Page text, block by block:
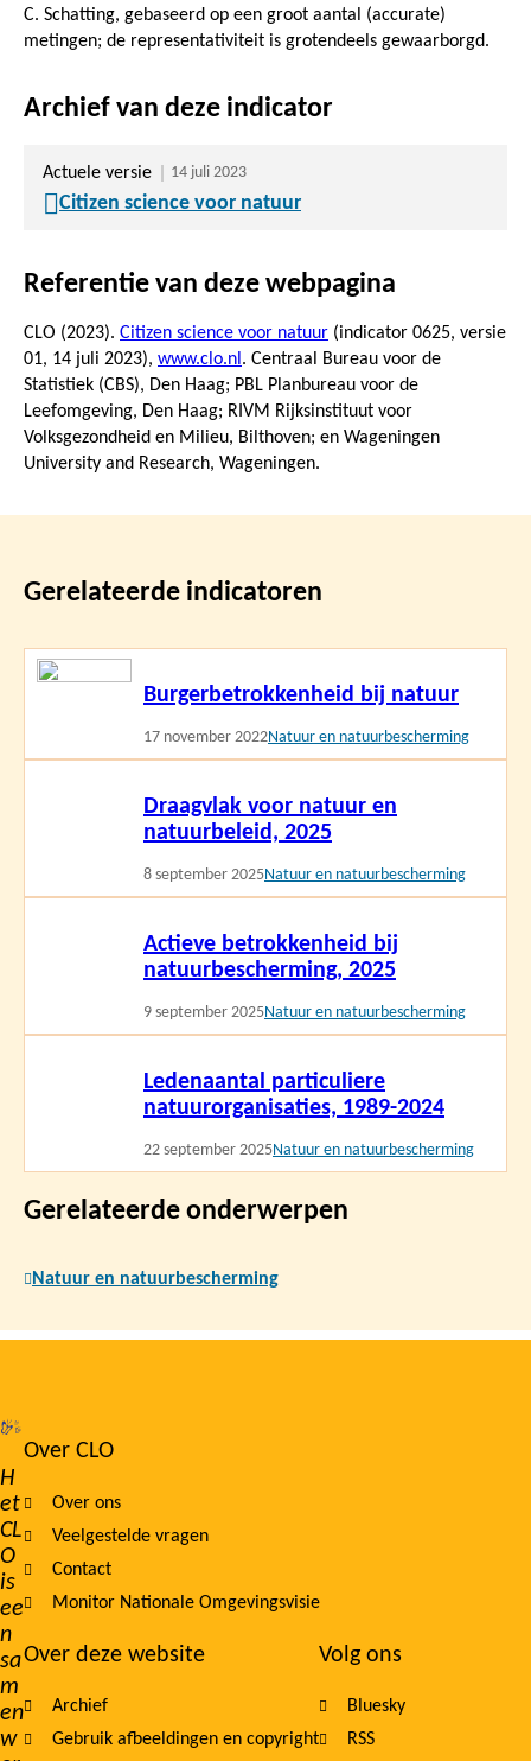
C. Schatting, gebaseerd op een groot aantal (accurate)
metingen; de representativiteit is grotendeels gewaarborgd.
Archief van deze indicator
Actuele versie 14 juli 2023
Citizen science voor natuur
Referentie van deze webpagina
CLO (2023). Citizen science voor natuur (indicator 0625, versie
01, 14 juli 2023), www.clo.nl . Centraal Bureau voor de
Statistiek (CBS), Den Haag; PBL Planbureau voor de
Leefomgeving, Den Haag; RIVM Rijksinstituut voor
Volksgezondheid en Milieu, Bilthoven; en Wageningen
University and Research, Wageningen.
Gerelateerde indicatoren
Burgerbetrokkenheid bij natuur
17 november 2022Natuur en natuurbescherming
Lees
Draagvlak voor natuur en
natuurbeleid, 2025
8 september 2025Natuur en natuurbescherming
Actieve betrokkenheid bij
natuurbescherming, 2025
9 september 2025Natuur en natuurbescherming
Ledenaantal particuliere
natuurorganisaties, 1989-2024
22 september 2025Natuur en natuurbescherming
Gerelateerde onderwerpen
Natuur en natuurbescherming
H
et
CL
O
is
ee
n
sa
m
en
w
Footer
navigation
Over CLO
Over ons
Veelgestelde vragen
Contact
Monitor Nationale Omgevingsvisie
Over deze website
Archief
Gebruik afbeeldingen en copyright
Volg ons
Bluesky
RSS